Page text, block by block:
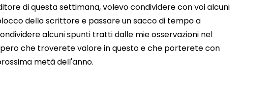
di questa settimana, volevo condividere con voi alcuni
dello scrittore e passare un sacco di tempo a
alcuni spunti tratti dalle mie osservazioni nel
che troverete valore in questo e che porterete con
metà dell'anno.